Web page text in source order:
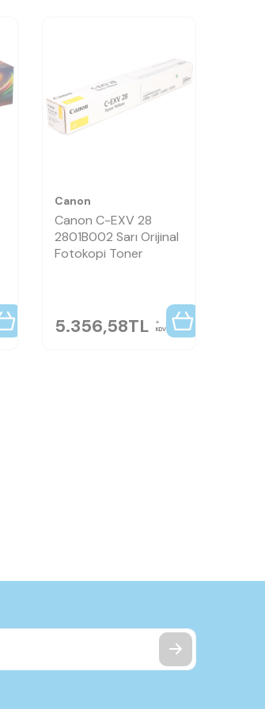
Canon
Canon C-EXV 28
2801B002 Sarı Orijinal
Fotokopi Toner
5.356,58TL KDV